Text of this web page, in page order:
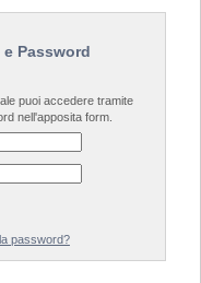
Password
puoi accedere tramite
nell'apposita form.
password?